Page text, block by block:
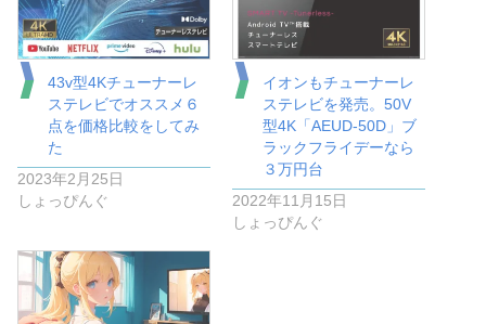
43v型4Kチューナーレ
ステレビでオススメ６
点を価格比較をしてみ
た
2023年2月25日
しょっぴんぐ
イオンもチューナーレ
ステレビを発売。50V
型4K「AEUD-50D」ブ
ラックフライデーなら
３万円台
2022年11月15日
しょっぴんぐ